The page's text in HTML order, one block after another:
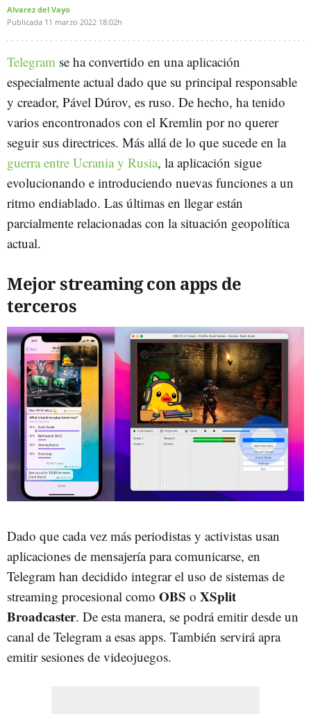
Alvarez del Vayo
Publicada 11 marzo 2022 18:02h
Telegram se ha convertido en una aplicación
especialmente actual dado que su principal responsable
y creador, Pável Dúrov, es ruso. De hecho, ha tenido
varios encontronados con el Kremlin por no querer
seguir sus directrices. Más allá de lo que sucede en la
guerra entre Ucrania y Rusia, la aplicación sigue
evolucionando e introduciendo nuevas funciones a un
ritmo endiablado. Las últimas en llegar están
parcialmente relacionadas con la situación geopolítica
actual.
Mejor streaming con apps de
terceros
Dado que cada vez más periodistas y activistas usan
aplicaciones de mensajería para comunicarse, en
Telegram han decidido integrar el uso de sistemas de
streaming procesional como OBS o XSplit
Broadcaster. De esta manera, se podrá emitir desde un
canal de Telegram a esas apps. También servirá apra
emitir sesiones de videojuegos.